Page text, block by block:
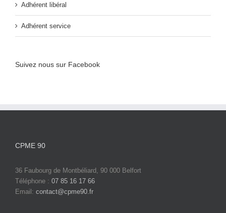
Adhérent libéral
Adhérent service
Suivez nous sur Facebook
CPME 90
36 Faubourg de Montbéliard, 90 000 Belfort
Téléphone : 07 85 16 17 66
Email: contact@cpme90.fr